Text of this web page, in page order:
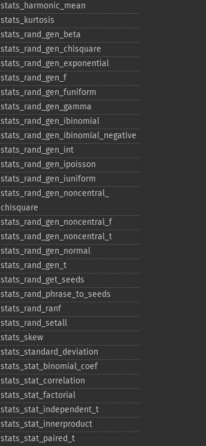
stats_​harmonic_​mean
stats_​kurtosis
stats_​rand_​gen_​beta
stats_​rand_​gen_​chisquare
stats_​rand_​gen_​exponential
stats_​rand_​gen_​f
stats_​rand_​gen_​funiform
stats_​rand_​gen_​gamma
stats_​rand_​gen_​ibinomial
stats_​rand_​gen_​ibinomial_​negative
stats_​rand_​gen_​int
stats_​rand_​gen_​ipoisson
stats_​rand_​gen_​iuniform
stats_​rand_​gen_​noncentral_​
chisquare
stats_​rand_​gen_​noncentral_​f
stats_​rand_​gen_​noncentral_​t
stats_​rand_​gen_​normal
stats_​rand_​gen_​t
stats_​rand_​get_​seeds
stats_​rand_​phrase_​to_​seeds
stats_​rand_​ranf
stats_​rand_​setall
stats_​skew
stats_​standard_​deviation
stats_​stat_​binomial_​coef
stats_​stat_​correlation
stats_​stat_​factorial
stats_​stat_​independent_​t
stats_​stat_​innerproduct
stats_​stat_​paired_​t